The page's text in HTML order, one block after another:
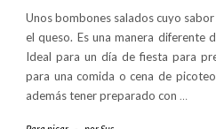
Unos bombones salados cuyo
el queso. Es una manera diferente
Ideal para un día de fiesta para
para una comida o cena de
además tener preparado con …